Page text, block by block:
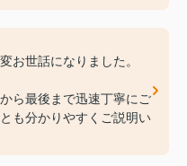
何ヶ月も早く、高く売る
い素人でしたが、親切丁
見交換も密にできまし
たい会社と思いました。
お世話になりました。
ら最後まで迅速丁寧にご
も分かりやすくご説明い